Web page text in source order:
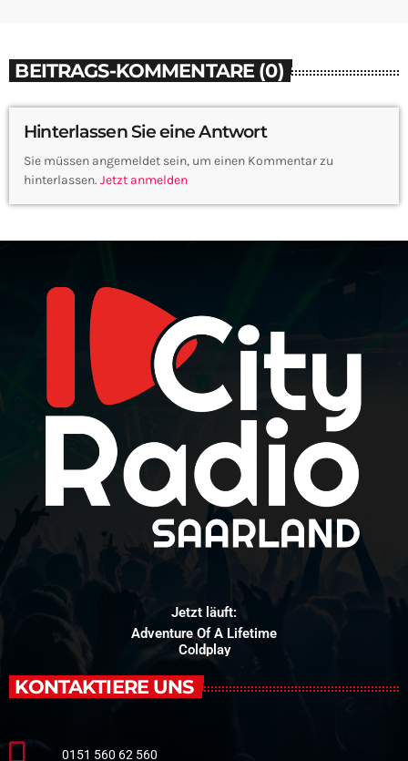
BEITRAGS-KOMMENTARE (0)
Hinterlassen Sie eine Antwort
Sie müssen angemeldet sein, um einen Kommentar zu
hinterlassen. Jetzt anmelden
Jetzt läuft:
Adventure Of A Lifetime
Coldplay
KONTAKTIERE UNS
0151 560 62 560